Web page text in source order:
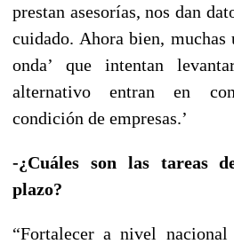
prestan asesorías, nos dan
cuidado. Ahora bien, muchas
onda’ que intentan
alternativo entran en
condición de empresas.’
-¿Cuáles son las tareas
plazo?
“Fortalecer a nivel